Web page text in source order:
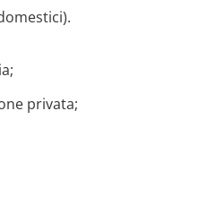
privata;